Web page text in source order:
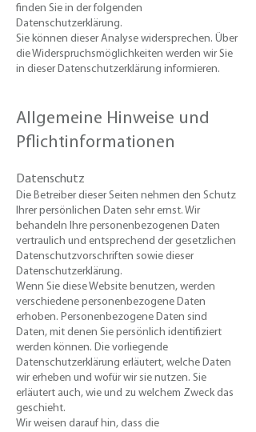
finden Sie in der folgenden
Datenschutzerklärung.
Sie können dieser Analyse widersprechen. Über
die Widerspruchsmöglichkeiten werden wir Sie
in dieser Datenschutzerklärung informieren.
Allgemeine Hinweise und
Pflichtinformationen
Datenschutz
Die Betreiber dieser Seiten nehmen den Schutz
Ihrer persönlichen Daten sehr ernst. Wir
behandeln Ihre personenbezogenen Daten
vertraulich und entsprechend der gesetzlichen
Datenschutzvorschriften sowie dieser
Datenschutzerklärung.
Wenn Sie diese Website benutzen, werden
verschiedene personenbezogene Daten
erhoben. Personenbezogene Daten sind
Daten, mit denen Sie persönlich identifiziert
werden können. Die vorliegende
Datenschutzerklärung erläutert, welche Daten
wir erheben und wofür wir sie nutzen. Sie
erläutert auch, wie und zu welchem Zweck das
geschieht.
Wir weisen darauf hin, dass die